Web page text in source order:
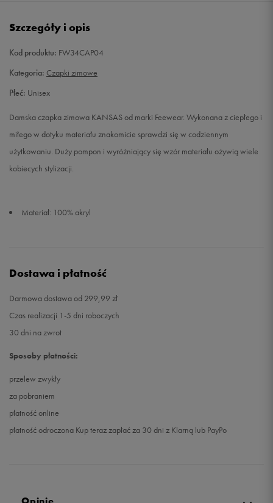
Szczegóły i opis
Kod produktu: FW34CAP04
Kategoria: Czapki zimowe
Płeć: Unisex
Damska czapka zimowa KANSAS od marki Feewear. Wykonana z ciepłego i
miłego w dotyku materiału znakomicie sprawdzi się w codziennym
użytkowaniu. Duży pompon i wyróżniający się wzór materiału ożywią wiele
kobiecych stylizacji.
Materiał: 100% akryl
Dostawa i płatność
Darmowa dostawa od 299,99 zł
Czas realizacji 1-5 dni roboczych
30 dni na zwrot
Sposoby płatności:
przelew zwykły
za pobraniem
płatność online
płatność odroczona Kup teraz zapłać za 30 dni z Klarną lub PayPo